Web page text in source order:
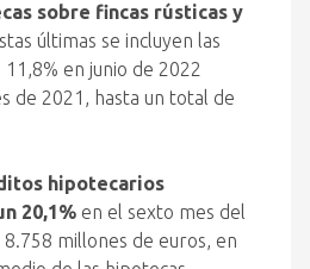
sobre fincas rústicas y
últimas se incluyen las
en junio de 2022
de 2021, hasta un total de
hipotecarios
20,1% en el sexto mes del
millones de euros, en